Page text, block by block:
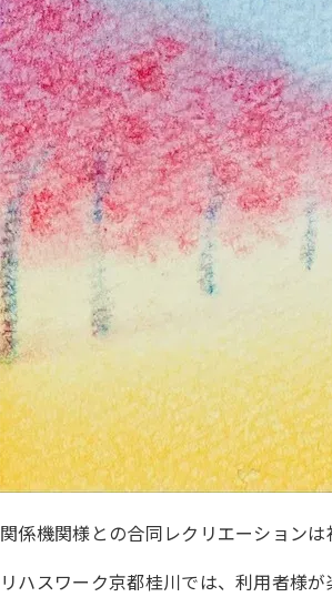
関係機関様との合同レクリエーション
リハスワーク京都桂川では、利用者様